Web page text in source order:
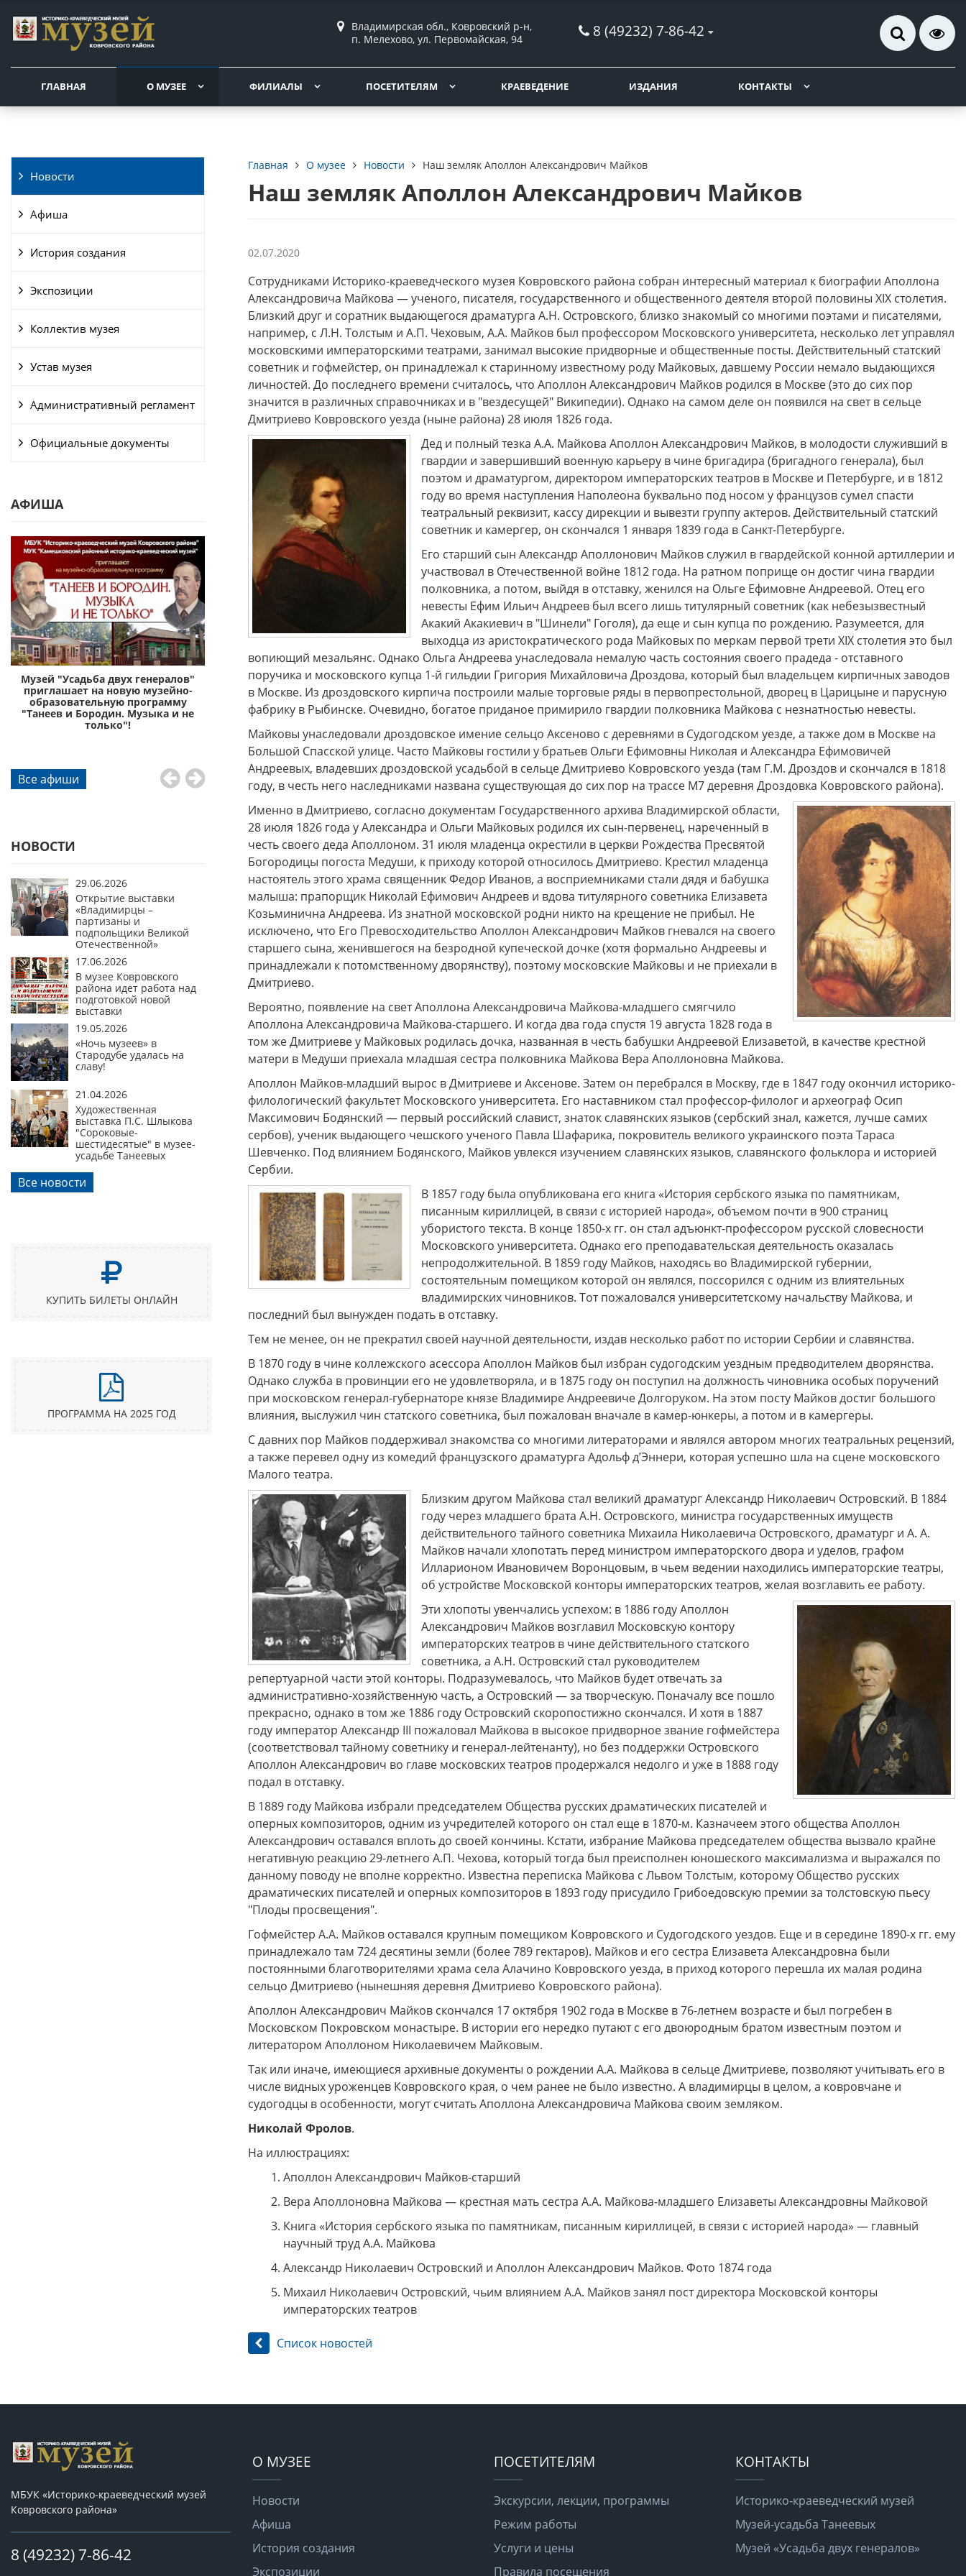
Владимирская обл., Ковровский р-н,
п. Мелехово, ул. Первомайская, 94
8 (49232) 7-86-42
ГЛАВНАЯ О МУЗЕЕ ФИЛИАЛЫ ПОСЕТИТЕЛЯМ КРАЕВЕДЕНИЕ ИЗДАНИЯ КОНТАКТЫ
Новости
Афиша
История создания
Экспозиции
Коллектив музея
Устав музея
Административный регламент
Официальные документы
АФИША
Музей "Усадьба двух генералов"
приглашает на новую музейно-
образовательную программу
"Танеев и Бородин. Музыка и не
только"!
Музей «Усадьба двух генералов»
приглашает отправиться в эпоху
князей Пожарских
Музей «Стародуб на Клязьме»
(Ковровский район, село
Клязьминский Городок)
приглашает на интерактивную
программу "Монетная мастерская
Древнего Стародуба".
Дорогие друзья! Приглашаем Вас
посетить увлекательные и
разнообразные программы по
Пушкинской карте в Историко-
района в августе!
Музей "Усадьба двух
приглашает на новую
образовательную программу
"Танеев и Бородин. Музыка и
Все афиши
НОВОСТИ
29.06.2026
Открытие выставки
«Владимирцы –
партизаны и
подпольщики Великой
Отечественной»
17.06.2026
В музее Ковровского
района идет работа над
подготовкой новой
выставки
19.05.2026
«Ночь музеев» в
Стародубе удалась на
славу!
21.04.2026
Художественная
выставка П.С. Шлыкова
"Сороковые-
шестидесятые" в музее-
усадьбе Танеевых
Все новости
КУПИТЬ БИЛЕТЫ ОНЛАЙН
ПРОГРАММА НА 2025 ГОД
Главная О музее Новости Наш земляк Аполлон Александрович Майков
Наш земляк Аполлон Александрович Майков
02.07.2020
Сотрудниками Историко-краеведческого музея Ковровского района собран интересный материал к биографии Аполлона
Александровича Майкова — ученого, писателя, государственного и общественного деятеля второй половины XIX столетия.
Близкий друг и соратник выдающегося драматурга А.Н. Островского, близко знакомый со многими поэтами и писателями,
например, с Л.Н. Толстым и А.П. Чеховым, А.А. Майков был профессором Московского университета, несколько лет управлял
московскими императорскими театрами, занимал высокие придворные и общественные посты. Действительный статский
советник и гофмейстер, он принадлежал к старинному известному роду Майковых, давшему России немало выдающихся
личностей. До последнего времени считалось, что Аполлон Александрович Майков родился в Москве (это до сих пор
значится в различных справочниках и в "вездесущей" Википедии). Однако на самом деле он появился на свет в сельце
Дмитриево Ковровского уезда (ныне района) 28 июля 1826 года.
Дед и полный тезка А.А. Майкова Аполлон Александрович Майков, в молодости служивший в
гвардии и завершивший военную карьеру в чине бригадира (бригадного генерала), был
поэтом и драматургом, директором императорских театров в Москве и Петербурге, и в 1812
году во время наступления Наполеона буквально под носом у французов сумел спасти
театральный реквизит, кассу дирекции и вывезти группу актеров. Действительный статский
советник и камергер, он скончался 1 января 1839 года в Санкт-Петербурге.
Его старший сын Александр Аполлонович Майков служил в гвардейской конной артиллерии и
участвовал в Отечественной войне 1812 года. На ратном поприще он достиг чина гвардии
полковника, а потом, выйдя в отставку, женился на Ольге Ефимовне Андреевой. Отец его
невесты Ефим Ильич Андреев был всего лишь титулярный советник (как небезызвестный
Акакий Акакиевич в "Шинели" Гоголя), да еще и сын купца по рождению. Разумеется, для
выходца из аристократического рода Майковых по меркам первой трети XIX столетия это был
вопиющий мезальянс. Однако Ольга Андреева унаследовала немалую часть состояния своего прадеда - отставного
поручика и московского купца 1-й гильдии Григория Михайловича Дроздова, который был владельцем кирпичных заводов
в Москве. Из дроздовского кирпича построили малые торговые ряды в первопрестольной, дворец в Царицыне и парусную
фабрику в Рыбинске. Очевидно, богатое приданое примирило гвардии полковника Майкова с незнатностью невесты.
Майковы унаследовали дроздовское имение сельцо Аксеново с деревнями в Судогодском уезде, а также дом в Москве на
Большой Спасской улице. Часто Майковы гостили у братьев Ольги Ефимовны Николая и Александра Ефимовичей
Андреевых, владевших дроздовской усадьбой в сельце Дмитриево Ковровского уезда (там Г.М. Дроздов и скончался в 1818
году, в честь него наследниками названа существующая до сих пор на трассе М7 деревня Дроздовка Ковровского района).
Именно в Дмитриево, согласно документам Государственного архива Владимирской области,
28 июля 1826 года у Александра и Ольги Майковых родился их сын-первенец, нареченный в
честь своего деда Аполлоном. 31 июля младенца окрестили в церкви Рождества Пресвятой
Богородицы погоста Медуши, к приходу которой относилось Дмитриево. Крестил младенца
настоятель этого храма священник Федор Иванов, а восприемниками стали дядя и бабушка
малыша: прапорщик Николай Ефимович Андреев и вдова титулярного советника Елизавета
Козьминична Андреева. Из знатной московской родни никто на крещение не прибыл. Не
исключено, что Его Превосходительство Аполлон Александрович Майков гневался на своего
старшего сына, женившегося на безродной купеческой дочке (хотя формально Андреевы и
принадлежали к потомственному дворянству), поэтому московские Майковы и не приехали в
Дмитриево.
Вероятно, появление на свет Аполлона Александровича Майкова-младшего смягчило
Аполлона Александровича Майкова-старшего. И когда два года спустя 19 августа 1828 года в
том же Дмитриеве у Майковых родилась дочка, названная в честь бабушки Андреевой Елизаветой, в качестве крестной
матери в Медуши приехала младшая сестра полковника Майкова Вера Аполлоновна Майкова.
Аполлон Майков-младший вырос в Дмитриеве и Аксенове. Затем он перебрался в Москву, где в 1847 году окончил историко-
филологический факультет Московского университета. Его наставником стал профессор-филолог и археограф Осип
Максимович Бодянский — первый российский славист, знаток славянских языков (сербский знал, кажется, лучше самих
сербов), ученик выдающего чешского ученого Павла Шафарика, покровитель великого украинского поэта Тараса
Шевченко. Под влиянием Бодянского, Майков увлекся изучением славянских языков, славянского фольклора и историей
Сербии.
В 1857 году была опубликована его книга «История сербского языка по памятникам,
писанным кириллицей, в связи с историей народа», объемом почти в 900 страниц
убористого текста. В конце 1850-х гг. он стал адъюнкт-профессором русской словесности
Московского университета. Однако его преподавательская деятельность оказалась
непродолжительной. В 1859 году Майков, находясь во Владимирской губернии,
состоятельным помещиком которой он являлся, поссорился с одним из влиятельных
владимирских чиновников. Тот пожаловался университетскому начальству Майкова, и
последний был вынужден подать в отставку.
Тем не менее, он не прекратил своей научной деятельности, издав несколько работ по истории Сербии и славянства.
В 1870 году в чине коллежского асессора Аполлон Майков был избран судогодским уездным предводителем дворянства.
Однако служба в провинции его не удовлетворяла, и в 1875 году он поступил на должность чиновника особых поручений
при московском генерал-губернаторе князе Владимире Андреевиче Долгоруком. На этом посту Майков достиг большого
влияния, выслужил чин статского советника, был пожалован вначале в камер-юнкеры, а потом и в камергеры.
С давних пор Майков поддерживал знакомства со многими литераторами и являлся автором многих театральных рецензий,
а также перевел одну из комедий французского драматурга Адольф д’Эннери, которая успешно шла на сцене московского
Малого театра.
Близким другом Майкова стал великий драматург Александр Николаевич Островский. В 1884
году через младшего брата А.Н. Островского, министра государственных имуществ
действительного тайного советника Михаила Николаевича Островского, драматург и А. А.
Майков начали хлопотать перед министром императорского двора и уделов, графом
Илларионом Ивановичем Воронцовым, в чьем ведении находились императорские театры,
об устройстве Московской конторы императорских театров, желая возглавить ее работу.
Эти хлопоты увенчались успехом: в 1886 году Аполлон
Александрович Майков возглавил Московскую контору
императорских театров в чине действительного статского
советника, а А.Н. Островский стал руководителем
репертуарной части этой конторы. Подразумевалось, что Майков будет отвечать за
административно-хозяйственную часть, а Островский — за творческую. Поначалу все пошло
прекрасно, однако в том же 1886 году Островский скоропостижно скончался. И хотя в 1887
году император Александр III пожаловал Майкова в высокое придворное звание гофмейстера
(соответствовал тайному советнику и генерал-лейтенанту), но без поддержки Островского
Аполлон Александрович во главе московских театров продержался недолго и уже в 1888 году
подал в отставку.
В 1889 году Майкова избрали председателем Общества русских драматических писателей и
оперных композиторов, одним из учредителей которого он стал еще в 1870-м. Казначеем этого общества Аполлон
Александрович оставался вплоть до своей кончины. Кстати, избрание Майкова председателем общества вызвало крайне
негативную реакцию 29-летнего А.П. Чехова, который тогда был преисполнен юношеского максимализма и выражался по
данному поводу не вполне корректно. Известна переписка Майкова с Львом Толстым, которому Общество русских
драматических писателей и оперных композиторов в 1893 году присудило Грибоедовскую премии за толстовскую пьесу
"Плоды просвещения".
Гофмейстер А.А. Майков оставался крупным помещиком Ковровского и Судогодского уездов. Еще и в середине 1890-х гг. ему
принадлежало там 724 десятины земли (более 789 гектаров). Майков и его сестра Елизавета Александровна были
постоянными благотворителями храма села Алачино Ковровского уезда, в приход которого перешла их малая родина
сельцо Дмитриево (нынешняя деревня Дмитриево Ковровского района).
Аполлон Александрович Майков скончался 17 октября 1902 года в Москве в 76-летнем возрасте и был погребен в
Московском Покровском монастыре. В истории его нередко путают с его двоюродным братом известным поэтом и
литератором Аполлоном Николаевичем Майковым.
Так или иначе, имеющиеся архивные документы о рождении А.А. Майкова в сельце Дмитриеве, позволяют учитывать его в
числе видных уроженцев Ковровского края, о чем ранее не было известно. А владимирцы в целом, а ковровчане и
судогодцы в особенности, могут считать Аполлона Александровича Майкова своим земляком.
Николай Фролов.
На иллюстрациях:
Аполлон Александрович Майков-старший
Вера Аполлоновна Майкова — крестная мать сестра А.А. Майкова-младшего Елизаветы Александровны Майковой
Книга «История сербского языка по памятникам, писанным кириллицей, в связи с историей народа» — главный
научный труд А.А. Майкова
Александр Николаевич Островский и Аполлон Александрович Майков. Фото 1874 года
Михаил Николаевич Островский, чьим влиянием А.А. Майков занял пост директора Московской конторы
императорских театров
Список новостей
МБУК «Историко-краеведческий музей
Ковровского района»
8 (49232) 7-86-42
О МУЗЕЕ
Новости
Афиша
История создания
Экспозиции
ПОСЕТИТЕЛЯМ
Экскурсии, лекции, программы
Режим работы
Услуги и цены
Правила посещения
КОНТАКТЫ
Историко-краеведческий музей
Музей-усадьба Танеевых
Музей «Усадьба двух генералов»